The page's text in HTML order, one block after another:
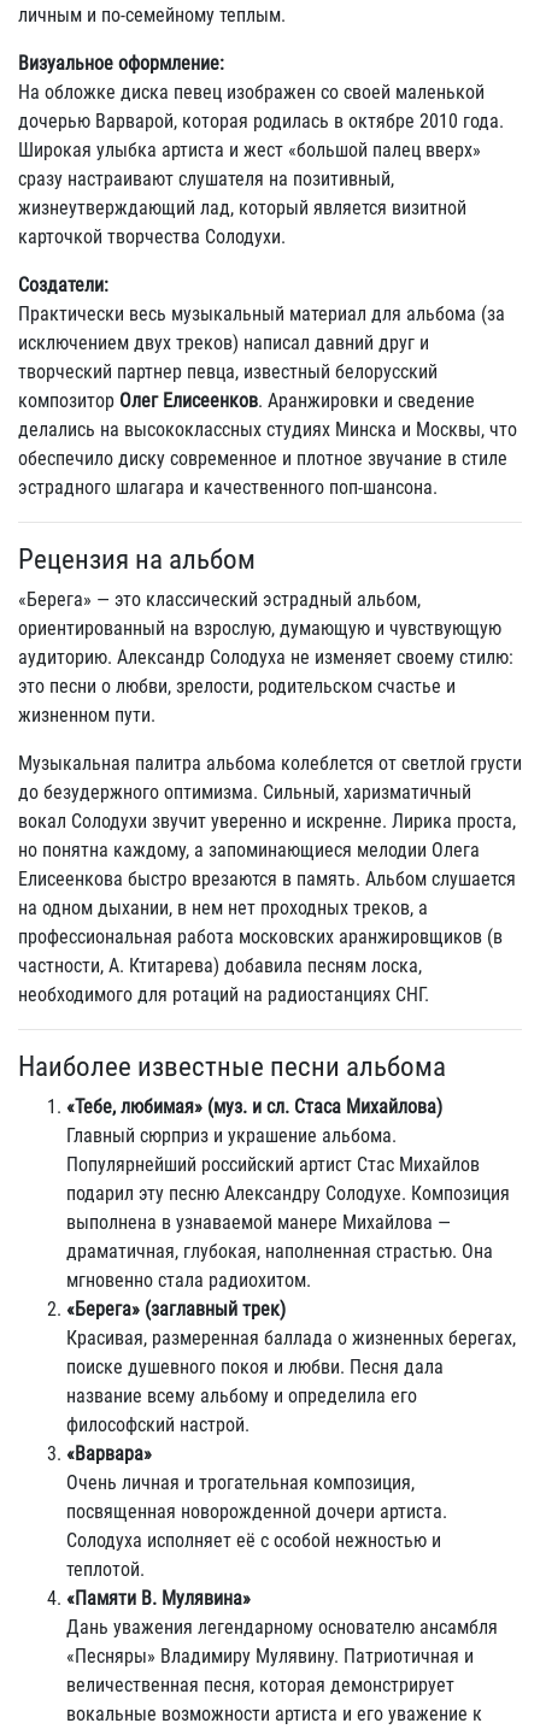
личным и по-семейному теплым.
Визуальное оформление:
На обложке диска певец изображен со своей маленькой
дочерью Варварой, которая родилась в октябре 2010 года.
Широкая улыбка артиста и жест «большой палец вверх»
сразу настраивают слушателя на позитивный,
жизнеутверждающий лад, который является визитной
карточкой творчества Солодухи.
Создатели:
Практически весь музыкальный материал для альбома (за
исключением двух треков) написал давний друг и
творческий партнер певца, известный белорусский
композитор Олег Елисеенков. Аранжировки и сведение
делались на высококлассных студиях Минска и Москвы, что
обеспечило диску современное и плотное звучание в стиле
эстрадного шлагара и качественного поп-шансона.
Рецензия на альбом
«Берега» — это классический эстрадный альбом,
ориентированный на взрослую, думающую и чувствующую
аудиторию. Александр Солодуха не изменяет своему стилю:
это песни о любви, зрелости, родительском счастье и
жизненном пути.
Музыкальная палитра альбома колеблется от светлой грусти
до безудержного оптимизма. Сильный, харизматичный
вокал Солодухи звучит уверенно и искренне. Лирика проста,
но понятна каждому, а запоминающиеся мелодии Олега
Елисеенкова быстро врезаются в память. Альбом слушается
на одном дыхании, в нем нет проходных треков, а
профессиональная работа московских аранжировщиков (в
частности, А. Ктитарева) добавила песням лоска,
необходимого для ротаций на радиостанциях СНГ.
Наиболее известные песни альбома
«Тебе, любимая» (муз. и сл. Стаса Михайлова)
Главный сюрприз и украшение альбома.
Популярнейший российский артист Стас Михайлов
подарил эту песню Александру Солодухе. Композиция
выполнена в узнаваемой манере Михайлова —
драматичная, глубокая, наполненная страстью. Она
мгновенно стала радиохитом.
«Берега» (заглавный трек)
Красивая, размеренная баллада о жизненных берегах,
поиске душевного покоя и любви. Песня дала
название всему альбому и определила его
философский настрой.
«Варвара»
Очень личная и трогательная композиция,
посвященная новорожденной дочери артиста.
Солодуха исполняет её с особой нежностью и
теплотой.
«Памяти В. Мулявина»
Дань уважения легендарному основателю ансамбля
«Песняры» Владимиру Мулявину. Патриотичная и
величественная песня, которая демонстрирует
вокальные возможности артиста и его уважение к